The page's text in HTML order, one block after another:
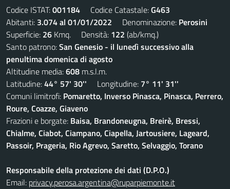
Codice ISTAT:001184 Codice Catastale:G463
Abitanti: 3.074 al 01/01/2022 Denominazione: Perosini
Superficie: 26 Kmq. Densità: 122 (ab/kmq.)
Santo patrono:San Genesio - il lunedì successivo alla
penultima domenica di agosto
Altitudine media:608 m.s.l.m.
Latitudine:44° 57' 30'' Longitudine: 7° 11' 31''
Comuni limitrofi: Pomaretto, Inverso Pinasca, Pinasca, Perrero,
Roure, Coazze, Giaveno
Frazioni e borgate: Baisa, Brandoneugna, Breirè, Bressi,
Chialme, Ciabot, Ciampano, Ciapella, Jartousiere, Lageard,
Passoir, Prageria, Rio Agrevo, Saretto, Selvaggio, Torano
Responsabile della protezione dei dati (D.P.O.)
Email: privacy.perosa.argentina@ruparpiemonte.it